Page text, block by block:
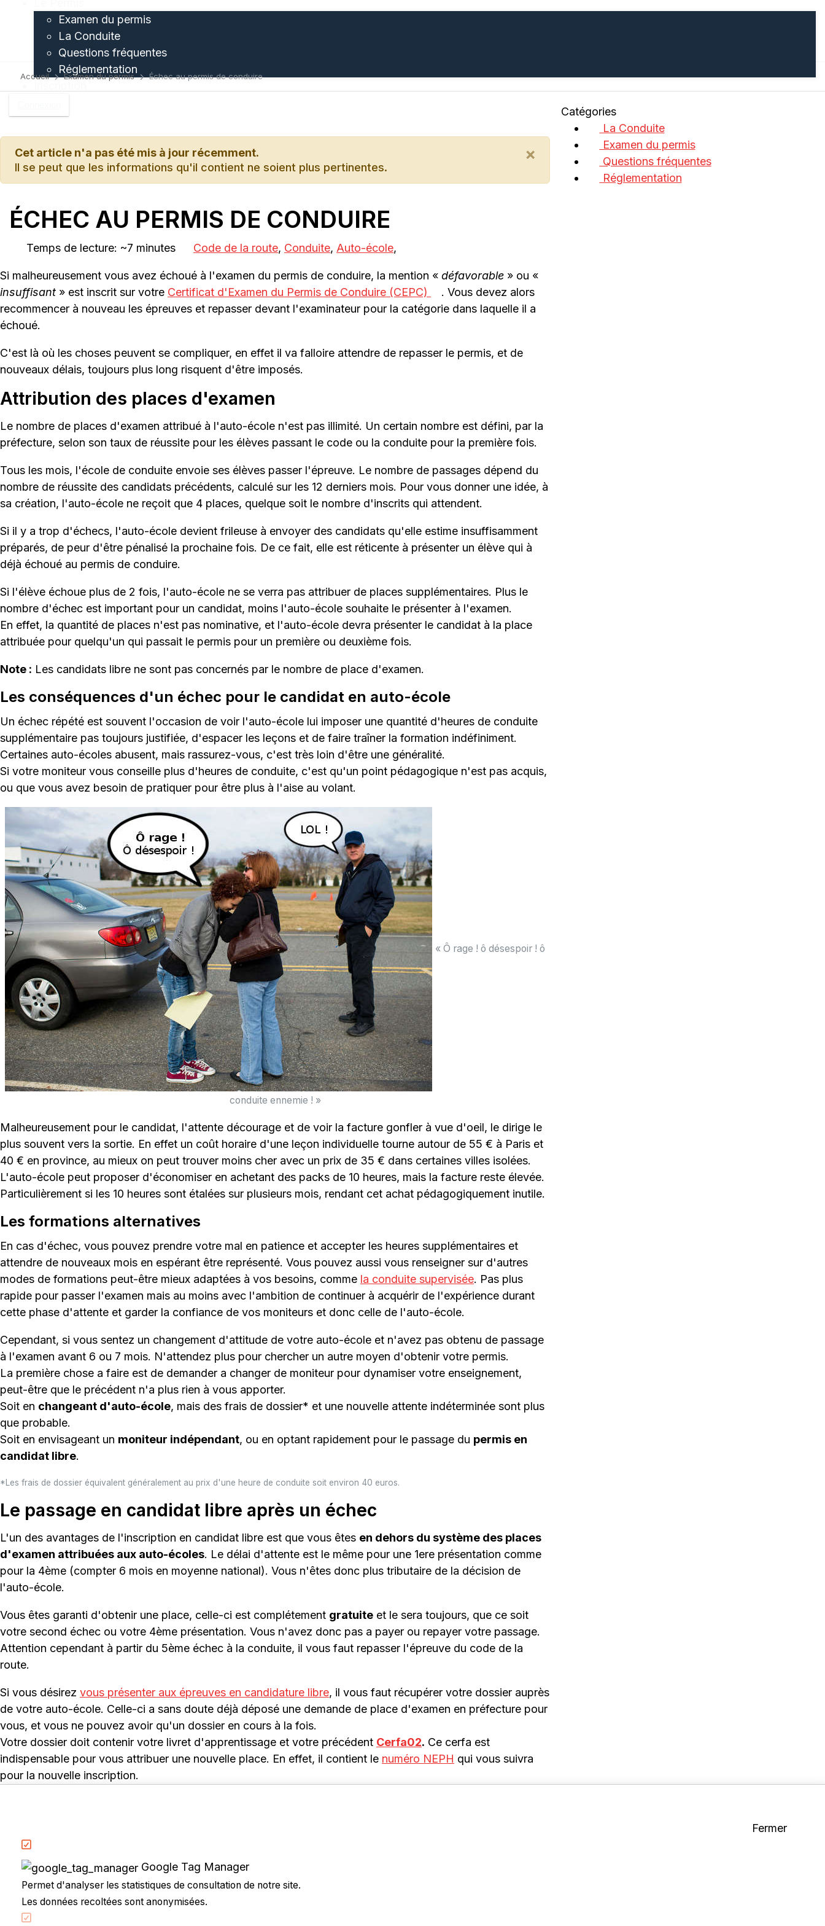
Examen du permis
La Conduite
Questions fréquentes
Réglementation
Accueil Examen du permis Échec au permis de conduire
Cet article n'a pas été mis à jour récemment.
Il se peut que les informations qu'il contient ne soient plus pertinentes.
×
ÉCHEC AU PERMIS DE CONDUIRE
Temps de lecture: ~7 minutes Code de la route, Conduite, Auto-école,
Si malheureusement vous avez échoué à l'examen du permis de conduire, la mention « défavorable » ou «
insuffisant » est inscrit sur votre Certificat d'Examen du Permis de Conduire (CEPC)
. Vous devez alors
recommencer à nouveau les épreuves et repasser devant l'examinateur pour la catégorie dans laquelle il a
échoué.
C'est là où les choses peuvent se compliquer, en effet il va falloire attendre de repasser le permis, et de
nouveaux délais, toujours plus long risquent d'être imposés.
Attribution des places d'examen
Le nombre de places d'examen attribué à l'auto-école n'est pas illimité. Un certain nombre est défini, par la
préfecture, selon son taux de réussite pour les élèves passant le code ou la conduite pour la première fois.
Tous les mois, l'école de conduite envoie ses élèves passer l'épreuve. Le nombre de passages dépend du
nombre de réussite des candidats précédents, calculé sur les 12 derniers mois. Pour vous donner une idée, à
sa création, l'auto-école ne reçoit que 4 places, quelque soit le nombre d'inscrits qui attendent.
Si il y a trop d'échecs, l'auto-école devient frileuse à envoyer des candidats qu'elle estime insuffisamment
préparés, de peur d'être pénalisé la prochaine fois. De ce fait, elle est réticente à présenter un élève qui à
déjà échoué au permis de conduire.
Si l'élève échoue plus de 2 fois, l'auto-école ne se verra pas attribuer de places supplémentaires. Plus le
nombre d'échec est important pour un candidat, moins l'auto-école souhaite le présenter à l'examen.
En effet, la quantité de places n'est pas nominative, et l'auto-école devra présenter le candidat à la place
attribuée pour quelqu'un qui passait le permis pour un première ou deuxième fois.
Note : Les candidats libre ne sont pas concernés par le nombre de place d'examen.
Les conséquences d'un échec pour le candidat en auto-école
Un échec répété est souvent l'occasion de voir l'auto-école lui imposer une quantité d'heures de conduite
supplémentaire pas toujours justifiée, d'espacer les leçons et de faire traîner la formation indéfiniment.
Certaines auto-écoles abusent, mais rassurez-vous, c'est très loin d'être une généralité.
Si votre moniteur vous conseille plus d'heures de conduite, c'est qu'un point pédagogique n'est pas acquis,
ou que vous avez besoin de pratiquer pour être plus à l'aise au volant.
« Ô rage ! ô désespoir ! ô
conduite ennemie ! »
Malheureusement pour le candidat, l'attente décourage et de voir la facture gonfler à vue d'oeil, le dirige le
plus souvent vers la sortie. En effet un coût horaire d'une leçon individuelle tourne autour de 55 € à Paris et
40 € en province, au mieux on peut trouver moins cher avec un prix de 35 € dans certaines villes isolées.
L'auto-école peut proposer d'économiser en achetant des packs de 10 heures, mais la facture reste élevée.
Particulièrement si les 10 heures sont étalées sur plusieurs mois, rendant cet achat pédagogiquement inutile.
Les formations alternatives
En cas d'échec, vous pouvez prendre votre mal en patience et accepter les heures supplémentaires et
attendre de nouveaux mois en espérant être représenté. Vous pouvez aussi vous renseigner sur d'autres
modes de formations peut-être mieux adaptées à vos besoins, comme la conduite supervisée. Pas plus
rapide pour passer l'examen mais au moins avec l'ambition de continuer à acquérir de l'expérience durant
cette phase d'attente et garder la confiance de vos moniteurs et donc celle de l'auto-école.
Cependant, si vous sentez un changement d'attitude de votre auto-école et n'avez pas obtenu de passage
à l'examen avant 6 ou 7 mois. N'attendez plus pour chercher un autre moyen d'obtenir votre permis.
La première chose a faire est de demander a changer de moniteur pour dynamiser votre enseignement,
peut-être que le précédent n'a plus rien à vous apporter.
Soit en changeant d'auto-école, mais des frais de dossier* et une nouvelle attente indéterminée sont plus
que probable.
Soit en envisageant un moniteur indépendant, ou en optant rapidement pour le passage du permis en
candidat libre.
*Les frais de dossier équivalent généralement au prix d'une heure de conduite soit environ 40 euros.
Le passage en candidat libre après un échec
L'un des avantages de l'inscription en candidat libre est que vous êtes en dehors du système des places
d'examen attribuées aux auto-écoles. Le délai d'attente est le même pour une 1ere présentation comme
pour la 4ème (compter 6 mois en moyenne national). Vous n'êtes donc plus tributaire de la décision de
l'auto-école.
Vous êtes garanti d'obtenir une place, celle-ci est complétement gratuite et le sera toujours, que ce soit
votre second échec ou votre 4ème présentation. Vous n'avez donc pas a payer ou repayer votre passage.
Attention cependant à partir du 5ème échec à la conduite, il vous faut repasser l'épreuve du code de la
route.
Si vous désirez vous présenter aux épreuves en candidature libre, il vous faut récupérer votre dossier auprès
de votre auto-école. Celle-ci a sans doute déjà déposé une demande de place d'examen en préfecture pour
vous, et vous ne pouvez avoir qu'un dossier en cours à la fois.
Votre dossier doit contenir votre livret d'apprentissage et votre précédent Cerfa02. Ce cerfa est
indispensable pour vous attribuer une nouvelle place. En effet, il contient le numéro NEPH qui vous suivra
pour la nouvelle inscription.
Catégories
La Conduite
Examen du permis
Questions fréquentes
Réglementation
Accueil
Fermer
Google Tag Manager
Permet d'analyser les statistiques de consultation de notre site.
Les données recoltées sont anonymisées.